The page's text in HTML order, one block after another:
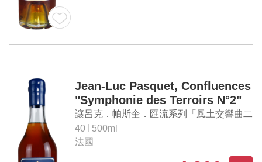
Jean-Luc Pasquet, Confluences
"Symphonie des Terroirs N°2"
Cognac
讓呂克．帕斯奎．匯流系列「風土交響曲二
號」干邑白蘭地
40
500ml
法國